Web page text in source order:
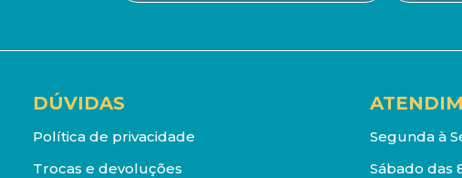
DÚVIDAS
Política de privacidade
Trocas e devoluções
Segunda à
Sábado das